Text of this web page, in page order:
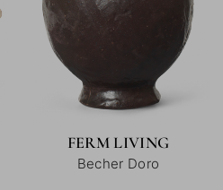
FERM LIVING
Becher Doro